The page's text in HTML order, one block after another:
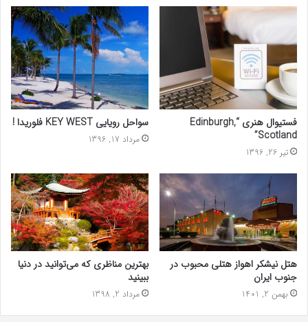
فستیوال هنری “Edinburgh,
Scotland”
تیر 26, 1396
سواحل رویایی KEY WEST فلوریدا !
مرداد 17, 1396
هتل نیشکر اهواز هتلی محبوب در
جنوب ایران
بهمن 2, 1401
بهترین مناظری که می‌توانید در دنیا
ببینید
مرداد 2, 1398